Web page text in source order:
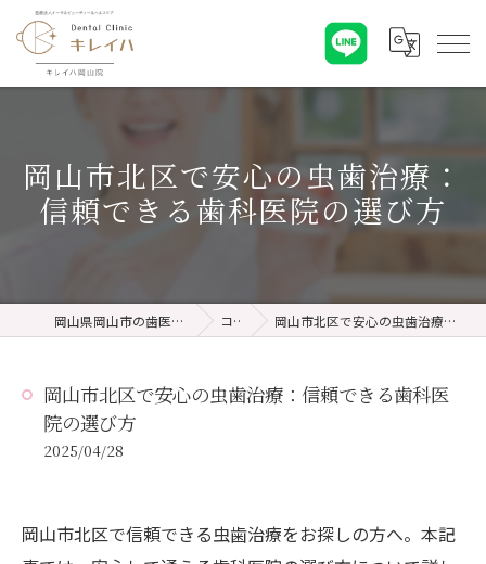
岡山市北区で安心の虫歯治療：
信頼できる歯科医院の選び方
岡山県岡山市の歯医者ならキレイハ岡山院 コラム 岡山市北区で安心の虫歯治療：信頼できる歯科医院の選び方
岡山市北区で安心の虫歯治療：信頼できる歯科医
院の選び方
2025/04/28
岡山市北区で信頼できる虫歯治療をお探しの方へ。本記